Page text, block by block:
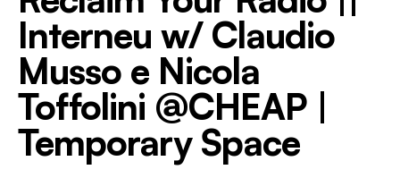
Interneu w/ Claudio
Musso e Nicola
Toffolini @CHEAP |
Temporary Space